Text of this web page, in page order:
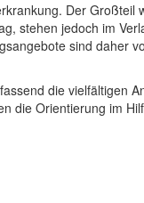
Der Großteil
stehen jedoch im
sind daher
die vielfältigen
die Orientierung im